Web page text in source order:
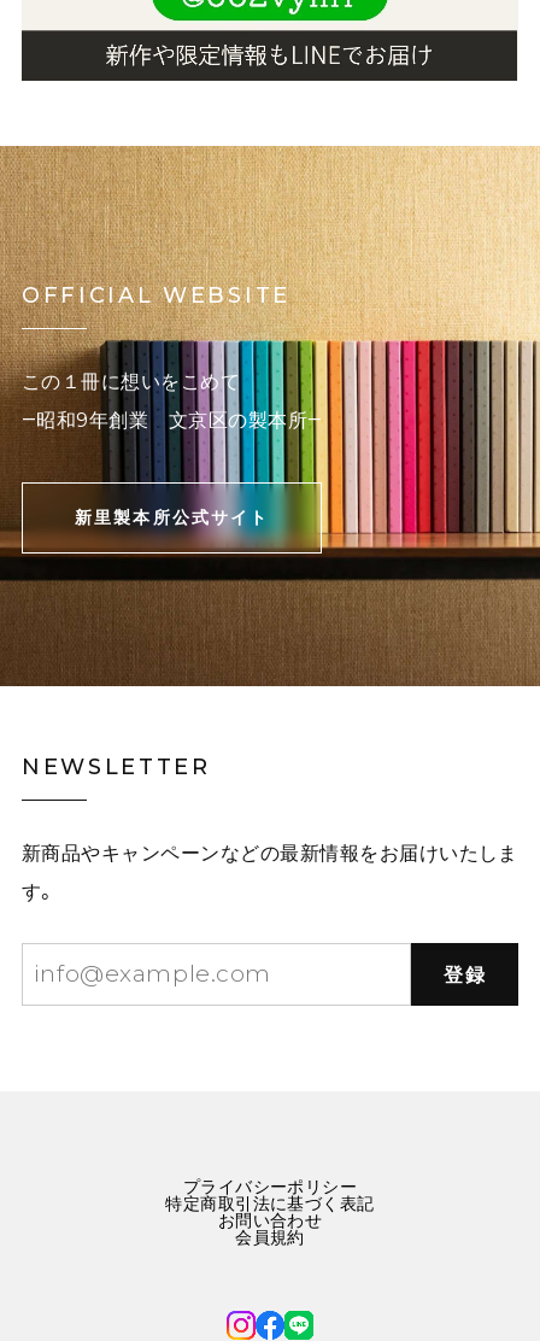
OFFICIAL WEBSITE
この１冊に想いをこめて
―昭和9年創業 文京区の製本所―
新里製本所公式サイト
NEWSLETTER
新商品やキャンペーンなどの最新情報をお届けいたしま
す。
登録
プライバシーポリシー
特定商取引法に基づく表記
お問い合わせ
会員規約